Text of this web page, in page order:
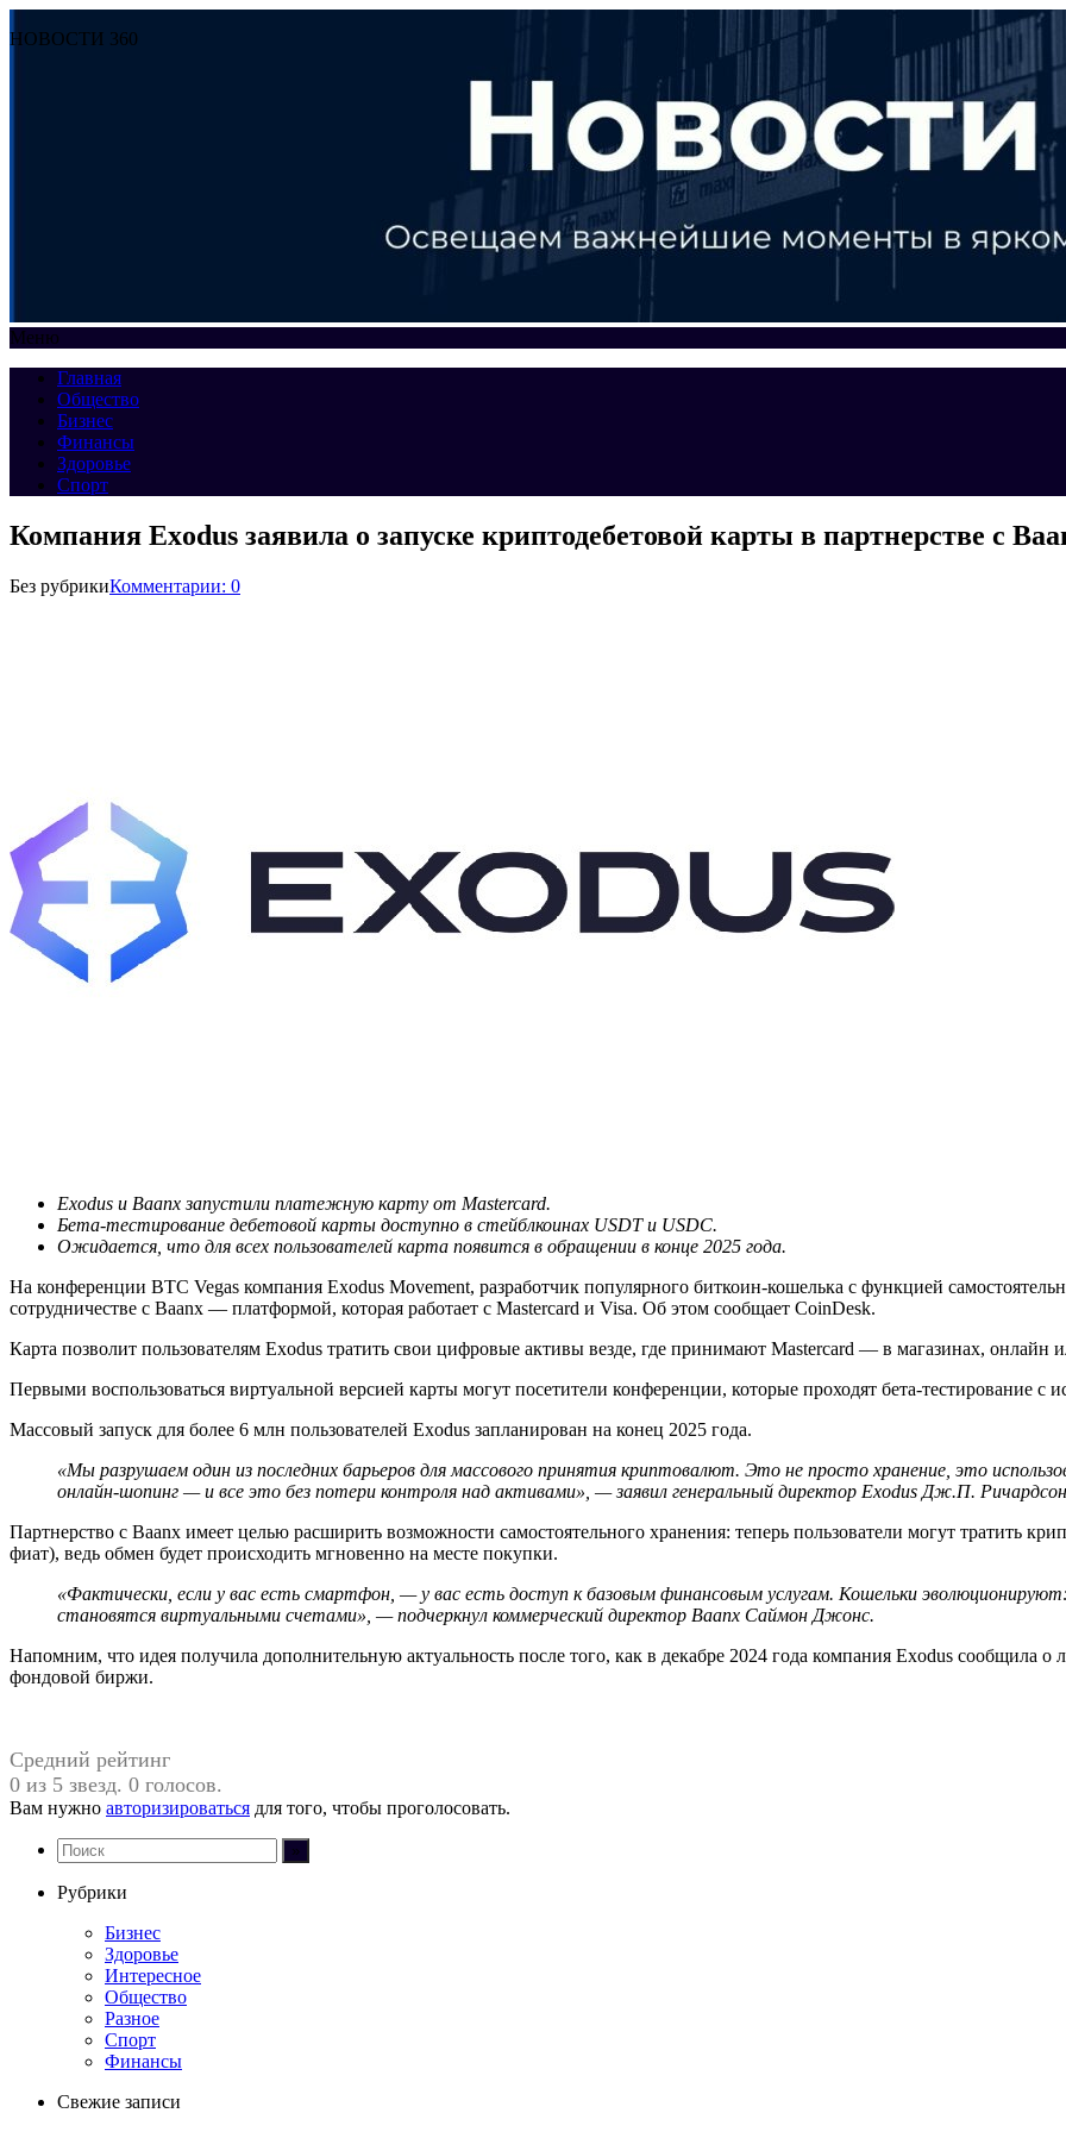
НОВОСТИ 360
Меню
Главная
Общество
Бизнес
Финансы
Здоровье
Спорт
Компания Exodus заявила о запуске криптодебетовой карты в партнерстве с
Без рубрикиКомментарии: 0
Exodus и Baanx запустили платежную карту от Mastercard.
Бета-тестирование дебетовой карты доступно в стейблкоинах USDT и USDC.
Ожидается, что для всех пользователей карта появится в обращении в конце 2025 года.
На конференции BTC Vegas компания Exodus Movement, разработчик популярного биткоин-кошелька с функцией
сотрудничестве с Baanx — платформой, которая работает с Mastercard и Visa. Об этом сообщает CoinDesk.
Карта позволит пользователям Exodus тратить свои цифровые активы везде, где принимают Mastercard — в магазинах, онлайн
Первыми воспользоваться виртуальной версией карты могут посетители конференции, которые проходят бета-тестирование
Массовый запуск для более 6 млн пользователей Exodus запланирован на конец 2025 года.
«Мы разрушаем один из последних барьеров для массового принятия криптовалют. Это не просто хранение, это
онлайн-шопинг — и все это без потери контроля над активами», — заявил генеральный директор Exodus Дж.П.
Партнерство с Baanx имеет целью расширить возможности самостоятельного хранения: теперь пользователи могут тратить
фиат), ведь обмен будет происходить мгновенно на месте покупки.
«Фактически, если у вас есть смартфон, — у вас есть доступ к базовым финансовым услугам. Кошельки
становятся виртуальными счетами», — подчеркнул коммерческий директор Baanx Саймон Джонс.
Напомним, что идея получила дополнительную актуальность после того, как в декабре 2024 года компания Exodus сообщила
фондовой биржи.
Средний рейтинг
0 из 5 звезд. 0 голосов.
Вам нужно авторизироваться для того, чтобы проголосовать.
Рубрики
Бизнес
Здоровье
Интересное
Общество
Разное
Спорт
Финансы
Свежие записи